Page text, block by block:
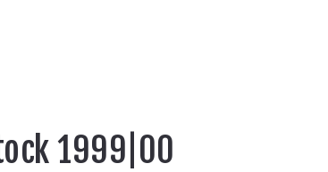
1999|00